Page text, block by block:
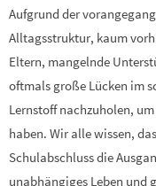
Aufgrund der
Alltagsstruktur, kaum
Eltern, mangelnde
oftmals große Lücken im
Lernstoff nachzuholen,
haben. Wir alle wissen,
Schulabschluss die
unabhängiges Leben und